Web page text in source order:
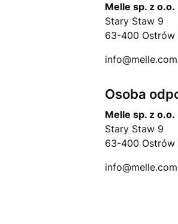
Melle sp. z o.o.
Stary Staw 9
63-400 Ostrów
info@melle.com
Osoba
Melle sp. z o.o.
Stary Staw 9
63-400 Ostrów
info@melle.com